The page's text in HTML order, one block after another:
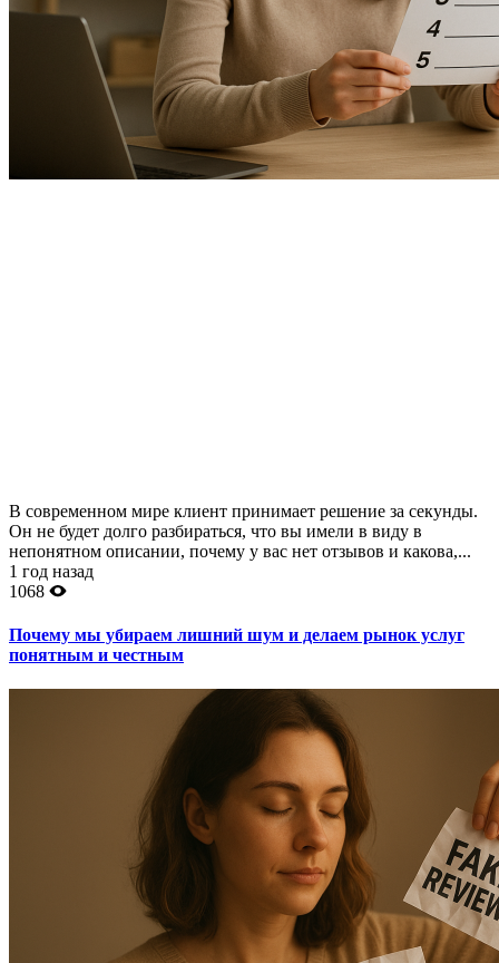
В современном мире клиент принимает решение за секунды.
Он не будет долго разбираться, что вы имели в виду в
непонятном описании, почему у вас нет отзывов и какова,...
1 год назад
1068
Почему мы убираем лишний шум и делаем рынок услуг
понятным и честным